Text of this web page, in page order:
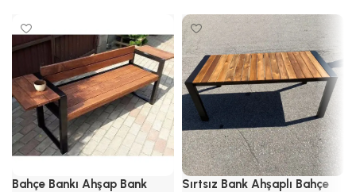
Bahçe Bankı Ahşap Bank
Sırtsız Bank Ahşaplı Bahçe